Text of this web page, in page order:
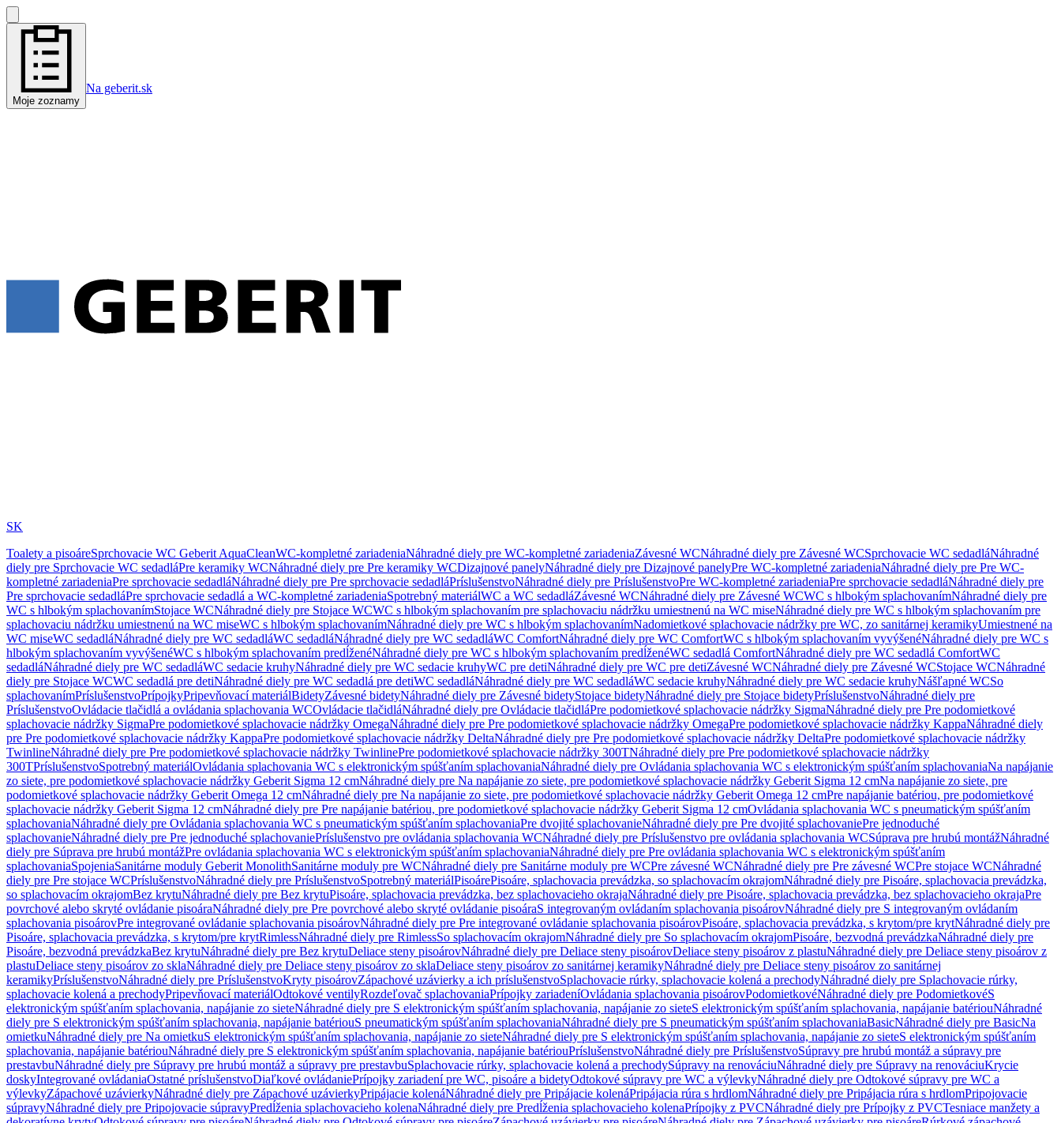
Moje zoznamy
Na geberit.sk
SK
Toalety a pisoáreSprchovacie WC Geberit AquaCleanWC-kompletné zariadeniaNáhradné diely pre WC-kompletné zariadeniaZávesné WCNáhradné diely pre Závesné WCSprchovacie WC sedadláNáhradné
diely pre Sprchovacie WC sedadláPre keramiky WCNáhradné diely pre Pre keramiky WCDizajnové panelyNáhradné diely pre Dizajnové panelyPre WC-kompletné zariadeniaNáhradné diely pre Pre WC-
kompletné zariadeniaPre sprchovacie sedadláNáhradné diely pre Pre sprchovacie sedadláPríslušenstvoNáhradné diely pre PríslušenstvoPre WC-kompletné zariadeniaPre sprchovacie sedadláNáhradné diely pre
Pre sprchovacie sedadláPre sprchovacie sedadlá a WC-kompletné zariadeniaSpotrebný materiálWC a WC sedadláZávesné WCNáhradné diely pre Závesné WCWC s hlbokým splachovanímNáhradné diely pre
WC s hlbokým splachovanímStojace WCNáhradné diely pre Stojace WCWC s hlbokým splachovaním pre splachovaciu nádržku umiestnenú na WC miseNáhradné diely pre WC s hlbokým splachovaním pre
splachovaciu nádržku umiestnenú na WC miseWC s hlbokým splachovanímNáhradné diely pre WC s hlbokým splachovanímNadomietkové splachovacie nádržky pre WC, zo sanitárnej keramikyUmiestnené na
WC miseWC sedadláNáhradné diely pre WC sedadláWC sedadláNáhradné diely pre WC sedadláWC ComfortNáhradné diely pre WC ComfortWC s hlbokým splachovaním vyvýšenéNáhradné diely pre WC s
hlbokým splachovaním vyvýšenéWC s hlbokým splachovaním predĺženéNáhradné diely pre WC s hlbokým splachovaním predĺženéWC sedadlá ComfortNáhradné diely pre WC sedadlá ComfortWC
sedadláNáhradné diely pre WC sedadláWC sedacie kruhyNáhradné diely pre WC sedacie kruhyWC pre detiNáhradné diely pre WC pre detiZávesné WCNáhradné diely pre Závesné WCStojace WCNáhradné
diely pre Stojace WCWC sedadlá pre detiNáhradné diely pre WC sedadlá pre detiWC sedadláNáhradné diely pre WC sedadláWC sedacie kruhyNáhradné diely pre WC sedacie kruhyNášľapné WCSo
splachovanímPríslušenstvoPrípojkyPripevňovací materiálBidetyZávesné bidetyNáhradné diely pre Závesné bidetyStojace bidetyNáhradné diely pre Stojace bidetyPríslušenstvoNáhradné diely pre
PríslušenstvoOvládacie tlačidlá a ovládania splachovania WCOvládacie tlačidláNáhradné diely pre Ovládacie tlačidláPre podomietkové splachovacie nádržky SigmaNáhradné diely pre Pre podomietkové
splachovacie nádržky SigmaPre podomietkové splachovacie nádržky OmegaNáhradné diely pre Pre podomietkové splachovacie nádržky OmegaPre podomietkové splachovacie nádržky KappaNáhradné diely
pre Pre podomietkové splachovacie nádržky KappaPre podomietkové splachovacie nádržky DeltaNáhradné diely pre Pre podomietkové splachovacie nádržky DeltaPre podomietkové splachovacie nádržky
TwinlineNáhradné diely pre Pre podomietkové splachovacie nádržky TwinlinePre podomietkové splachovacie nádržky 300TNáhradné diely pre Pre podomietkové splachovacie nádržky
300TPríslušenstvoSpotrebný materiálOvládania splachovania WC s elektronickým spúšťaním splachovaniaNáhradné diely pre Ovládania splachovania WC s elektronickým spúšťaním splachovaniaNa napájanie
zo siete, pre podomietkové splachovacie nádržky Geberit Sigma 12 cmNáhradné diely pre Na napájanie zo siete, pre podomietkové splachovacie nádržky Geberit Sigma 12 cmNa napájanie zo siete, pre
podomietkové splachovacie nádržky Geberit Omega 12 cmNáhradné diely pre Na napájanie zo siete, pre podomietkové splachovacie nádržky Geberit Omega 12 cmPre napájanie batériou, pre podomietkové
splachovacie nádržky Geberit Sigma 12 cmNáhradné diely pre Pre napájanie batériou, pre podomietkové splachovacie nádržky Geberit Sigma 12 cmOvládania splachovania WC s pneumatickým spúšťaním
splachovaniaNáhradné diely pre Ovládania splachovania WC s pneumatickým spúšťaním splachovaniaPre dvojité splachovanieNáhradné diely pre Pre dvojité splachovaniePre jednoduché
splachovanieNáhradné diely pre Pre jednoduché splachovaniePríslušenstvo pre ovládania splachovania WCNáhradné diely pre Príslušenstvo pre ovládania splachovania WCSúprava pre hrubú montážNáhradné
diely pre Súprava pre hrubú montážPre ovládania splachovania WC s elektronickým spúšťaním splachovaniaNáhradné diely pre Pre ovládania splachovania WC s elektronickým spúšťaním
splachovaniaSpojeniaSanitárne moduly Geberit MonolithSanitárne moduly pre WCNáhradné diely pre Sanitárne moduly pre WCPre závesné WCNáhradné diely pre Pre závesné WCPre stojace WCNáhradné
diely pre Pre stojace WCPríslušenstvoNáhradné diely pre PríslušenstvoSpotrebný materiálPisoárePisoáre, splachovacia prevádzka, so splachovacím okrajomNáhradné diely pre Pisoáre, splachovacia prevádzka,
so splachovacím okrajomBez krytuNáhradné diely pre Bez krytuPisoáre, splachovacia prevádzka, bez splachovacieho okrajaNáhradné diely pre Pisoáre, splachovacia prevádzka, bez splachovacieho okrajaPre
povrchové alebo skryté ovládanie pisoáraNáhradné diely pre Pre povrchové alebo skryté ovládanie pisoáraS integrovaným ovládaním splachovania pisoárovNáhradné diely pre S integrovaným ovládaním
splachovania pisoárovPre integrované ovládanie splachovania pisoárovNáhradné diely pre Pre integrované ovládanie splachovania pisoárovPisoáre, splachovacia prevádzka, s krytom/pre krytNáhradné diely pre
Pisoáre, splachovacia prevádzka, s krytom/pre krytRimlessNáhradné diely pre RimlessSo splachovacím okrajomNáhradné diely pre So splachovacím okrajomPisoáre, bezvodná prevádzkaNáhradné diely pre
Pisoáre, bezvodná prevádzkaBez krytuNáhradné diely pre Bez krytuDeliace steny pisoárovNáhradné diely pre Deliace steny pisoárovDeliace steny pisoárov z plastuNáhradné diely pre Deliace steny pisoárov z
plastuDeliace steny pisoárov zo sklaNáhradné diely pre Deliace steny pisoárov zo sklaDeliace steny pisoárov zo sanitárnej keramikyNáhradné diely pre Deliace steny pisoárov zo sanitárnej
keramikyPríslušenstvoNáhradné diely pre PríslušenstvoKryty pisoárovZápachové uzávierky a ich príslušenstvoSplachovacie rúrky, splachovacie kolená a prechodyNáhradné diely pre Splachovacie rúrky,
splachovacie kolená a prechodyPripevňovací materiálOdtokové ventilyRozdeľovač splachovaniaPrípojky zariadeníOvládania splachovania pisoárovPodomietkovéNáhradné diely pre PodomietkovéS
elektronickým spúšťaním splachovania, napájanie zo sieteNáhradné diely pre S elektronickým spúšťaním splachovania, napájanie zo sieteS elektronickým spúšťaním splachovania, napájanie batériouNáhradné
diely pre S elektronickým spúšťaním splachovania, napájanie batériouS pneumatickým spúšťaním splachovaniaNáhradné diely pre S pneumatickým spúšťaním splachovaniaBasicNáhradné diely pre BasicNa
omietkuNáhradné diely pre Na omietkuS elektronickým spúšťaním splachovania, napájanie zo sieteNáhradné diely pre S elektronickým spúšťaním splachovania, napájanie zo sieteS elektronickým spúšťaním
splachovania, napájanie batériouNáhradné diely pre S elektronickým spúšťaním splachovania, napájanie batériouPríslušenstvoNáhradné diely pre PríslušenstvoSúpravy pre hrubú montáž a súpravy pre
prestavbuNáhradné diely pre Súpravy pre hrubú montáž a súpravy pre prestavbuSplachovacie rúrky, splachovacie kolená a prechodySúpravy na renováciuNáhradné diely pre Súpravy na renováciuKrycie
doskyIntegrované ovládaniaOstatné príslušenstvoDiaľkové ovládaniePrípojky zariadení pre WC, pisoáre a bidetyOdtokové súpravy pre WC a výlevkyNáhradné diely pre Odtokové súpravy pre WC a
výlevkyZápachové uzávierkyNáhradné diely pre Zápachové uzávierkyPripájacie kolenáNáhradné diely pre Pripájacie kolenáPripájacia rúra s hrdlomNáhradné diely pre Pripájacia rúra s hrdlomPripojovacie
súpravyNáhradné diely pre Pripojovacie súpravyPredĺženia splachovacieho kolenaNáhradné diely pre Predĺženia splachovacieho kolenaPrípojky z PVCNáhradné diely pre Prípojky z PVCTesniace manžety a